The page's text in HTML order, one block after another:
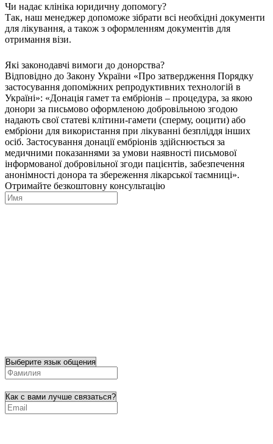
Чи надає клініка юридичну допомогу?
Так, наш менеджер допоможе зібрати всі необхідні документи
для лікування, а також з оформленням документів для
отримання візи.
Які законодавчі вимоги до донорства?
Відповідно до Закону України «Про затвердження Порядку
застосування допоміжних репродуктивних технологій в
Україні»: «Донація гамет та ембріонів – процедура, за якою
донори за письмово оформленою добровільною згодою
надають свої статеві клітини-гамети (сперму, ооцити) або
ембріони для використання при лікуванні безпліддя інших
осіб. Застосування донації ембріонів здійснюється за
медичними показаннями за умови наявності письмової
інформованої добровільної згоди пацієнтів, забезпечення
анонімності донора та збереження лікарської таємниці».
Отримайте безкоштовну консультацію